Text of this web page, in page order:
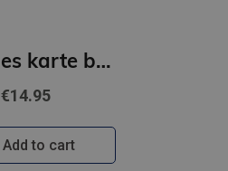
Pasaules karte bērniem. Geografika
€14.95
Add to cart